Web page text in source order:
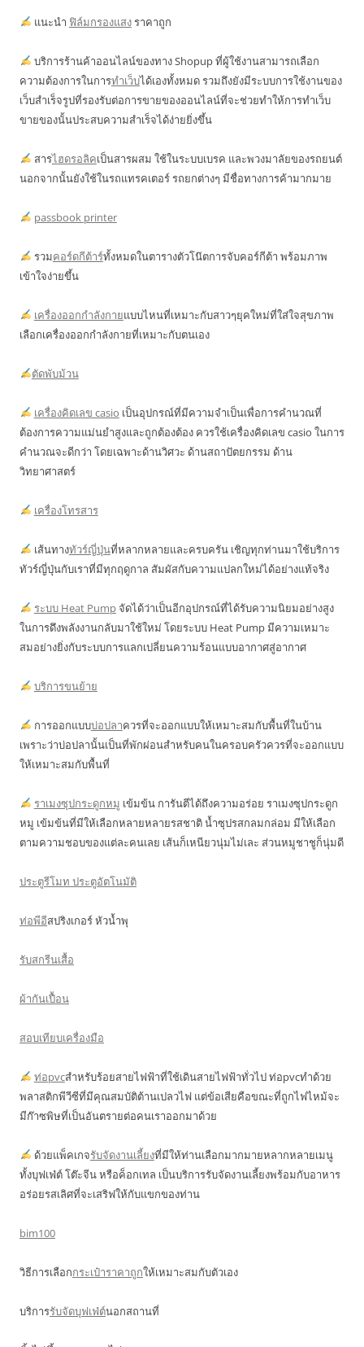
แนะนำ ฟิล์มกรองแสงราคาถูก
บริการร้านค้าออนไลน์ของทาง Shopup ที่ผู้ใช้งานสามารถเลือก
ความต้องการในการทำเว็บได้เองทั้งหมด รวมถึงยังมีระบบการใช้งานของ
เว็บสำเร็จรูปที่รองรับต่อการขายของออนไลน์ที่จะช่วยทำให้การทำเว็บ
ขายของนั้นประสบความสำเร็จได้ง่ายยิ่งขึ้น
สารไฮดรอลิคเป็นสารผสม ใช้ในระบบเบรค และพวงมาลัยของรถยนต์
นอกจากนั้นยังใช้ในรถแทรคเตอร์ รถยกต่างๆ มีชื่อทางการค้ามากมาย
passbook printer
รวมคอร์ดกีต้าร์ทั้งหมดในตารางตัวโน๊ตการจับคอร์กีต้า พร้อมภาพ
เข้าใจง่ายขึ้น
เครื่องออกกำลังกายแบบไหนที่เหมาะกับสาวๆยุคใหม่ที่ใส่ใจสุขภาพ
เลือกเครื่องออกกำลังกายที่เหมาะกับตนเอง
ตัดพับม้วน
เครื่องคิดเลข casio เป็นอุปกรณ์ที่มีความจำเป็นเพื่อการคำนวณที่
ต้องการความแม่นยำสูงและถูกต้องต้อง ควรใช้เครื่องคิดเลข casio ในการ
คำนวณจะดีกว่า โดยเฉพาะด้านวิศวะ ด้านสถาปัตยกรรม ด้าน
วิทยาศาสตร์
เครื่องโทรสาร
เส้นทางทัวร์ญี่ปุ่นที่หลากหลายและครบครัน เชิญทุกท่านมาใช้บริการ
ทัวร์ญี่ปุ่นกับเราที่มีทุกฤดูกาล สัมผัสกับความแปลกใหม่ได้อย่างแท้จริง
ระบบ Heat Pumpจัดได้ว่าเป็นอีกอุปกรณ์ที่ได้รับความนิยมอย่างสูง
ในการดึงพลังงานกลับมาใช้ใหม่ โดยระบบ Heat Pump มีความเหมาะ
สมอย่างยิ่งกับระบบการแลกเปลี่ยนความร้อนแบบอากาศสู่อากาศ
บริการขนย้าย
การออกแบบบ่อปลาควรที่จะออกแบบให้เหมาะสมกับพื้นที่ในบ้าน
เพราะว่าบ่อปลานั้นเป็นที่พักผ่อนสำหรับคนในครอบครัวควรที่จะออกแบบ
ให้เหมาะสมกับพื้นที่
ราเมงซุปกระดูกหมู เข้มข้น การันตีได้ถึงความอร่อย ราเมงซุปกระดูก
หมู เข้มข้นที่มีให้เลือกหลายหลายรสชาติ น้ำซุปรสกลมกล่อม มีให้เลือก
ตามความชอบของแต่ละคนเลย เส้นก็เหนียวนุ่มไม่เละ ส่วนหมูชาชูก็นุ่มดี
ประตูรีโมท ประตูอัตโนมัติ
ท่อพีอีสปริงเกอร์ หัวน้ำพุ
รับสกรีนเสื้อ
ผ้ากันเปื้อน
สอบเทียบเครื่องมือ
ท่อpvcสำหรับร้อยสายไฟฟ้าที่ใช้เดินสายไฟฟ้าทั่วไป ท่อpvcทำด้วย
พลาสติกพีวีซีที่มีคุณสมบัติต้านเปลวไฟ แต่ข้อเสียคือขณะที่ถูกไฟไหม้จะ
มีก๊าซพิษที่เป็นอันตรายต่อคนเราออกมาด้วย
ด้วยแพ็คเกจรับจัดงานเลี้ยงที่มีให้ท่านเลือกมากมายหลากหลายเมนู
ทั้งบุฟเฟ่ต์ โต๊ะจีน หรือค็อกเทล เป็นบริการรับจัดงานเลี้ยงพร้อมกับอาหาร
อร่อยรสเลิศที่จะเสริฟให้กับแขกของท่าน
bim100
วิธีการเลือกกระเป๋าราคาถูกให้เหมาะสมกับตัวเอง
บริการรับจัดบุฟเฟ่ต์นอกสถานที่